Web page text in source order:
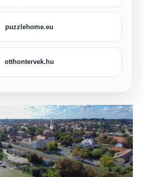
puzzlehome.eu
otthontervek.hu